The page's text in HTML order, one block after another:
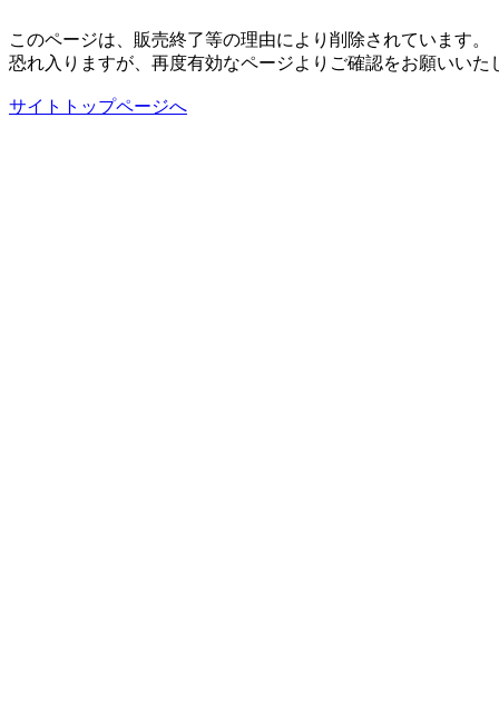
このページは、販売終了等の理由により削除されています。
恐れ入りますが、再度有効なページよりご確認をお願いいた
サイトトップページへ